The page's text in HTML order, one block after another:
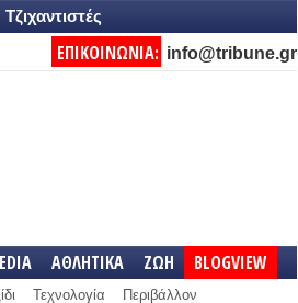
Τζιχαντιστές
ΕΠΙΚΟΙΝΩΝΙΑ: info@tribune.gr
ΑΘΛΗΤΙΚΑ ΖΩΗ BLOGVIEW
Τεχνολογία Περιβάλλον